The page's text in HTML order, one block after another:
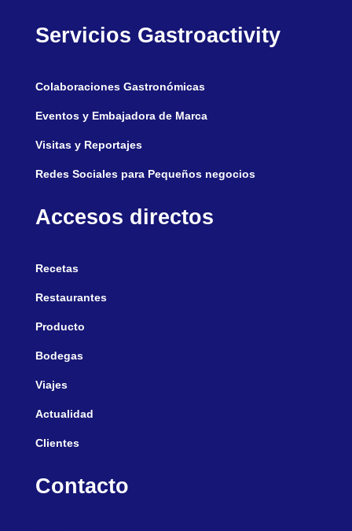
Servicios Gastroactivity
Colaboraciones Gastronómicas
Eventos y Embajadora de Marca
Visitas y Reportajes
Redes Sociales para Pequeños negocios
Accesos directos
Recetas
Restaurantes
Producto
Bodegas
Viajes
Actualidad
Clientes
Contacto